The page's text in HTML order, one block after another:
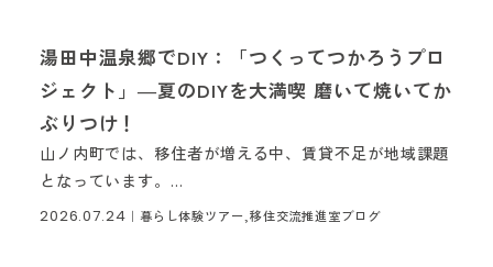
湯田中温泉郷でDIY：「つくってつかろうプロ
ジェクト」―夏のDIYを大満喫 磨いて焼いてか
ぶりつけ！
山ノ内町では、移住者が増える中、賃貸不足が地域課題
となっています。...
2026.07.24 ｜ 暮らし体験ツアー,移住交流推進室ブログ